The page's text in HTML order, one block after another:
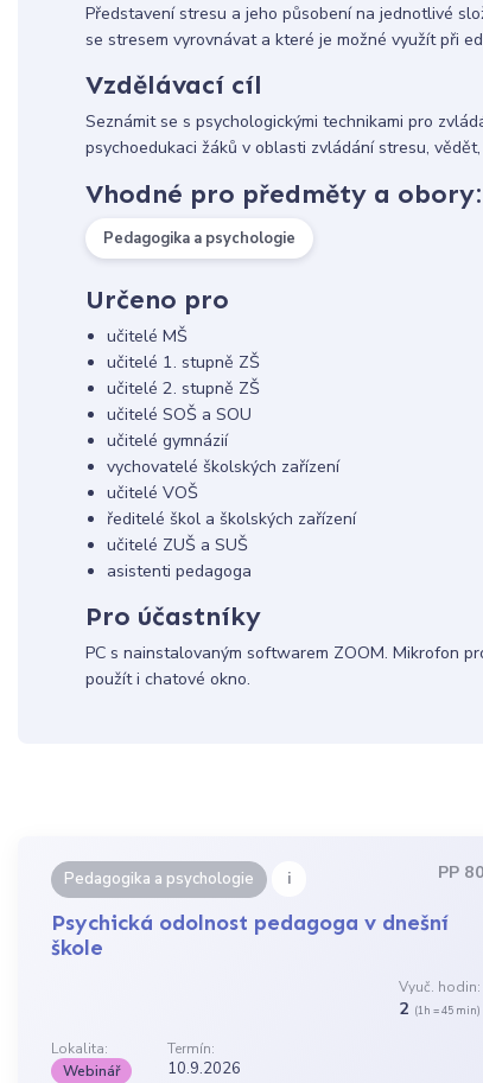
Představení stresu a jeho působení na jednotlivé
se stresem vyrovnávat a které je možné využít při
Vzdělávací cíl
Seznámit se s psychologickými technikami pro
psychoedukaci žáků v oblasti zvládání stresu,
Vhodné pro předměty a obory:
Pedagogika a psychologie
Určeno pro
učitelé MŠ
učitelé 1. stupně ZŠ
učitelé 2. stupně ZŠ
učitelé SOŠ a SOU
učitelé gymnázií
vychovatelé školských zařízení
učitelé VOŠ
ředitelé škol a školských zařízení
učitelé ZUŠ a SUŠ
asistenti pedagoga
Pro účastníky
PC s nainstalovaným softwarem ZOOM. Mikrofon
použít i chatové okno.
Pedagogika a psychologie i PP
Psychická odolnost pedagoga v dnešní
škole
Vyuč. hodin:
2 (1h = 45 min)
Lokalita:
Termín:
Webinář
10.9.2026